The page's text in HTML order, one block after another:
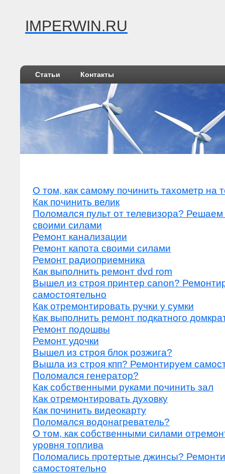
IMPERWIN.RU
Статьи Контакты
О том, как самому починить тахометр на
Как починить велик
Поломался пульт от телевизора? Решаем
своими силами
Ремонт канализации
Ремонт капота своими силами
Ремонт радиоприемника
Как выполнить ремонт dvd rom
Вышел из строя принтер canon?
самостоятельно
Как отремонтировать ручки у сумки
Как выполнить ремонт подкатного
Ремонт подошвы
Ремонт удочки
Вышел из строя блок розжига?
Вышла из строя кпп? Ремонтируем
Поломался генератор?
Как собственными руками починить зал
Как отремонтировать духовку
Как починить видеокарту
Поломался водонагреватель?
О том, как собственными силами
уровня топлива
Поломались протертые джинсы?
самостоятельно